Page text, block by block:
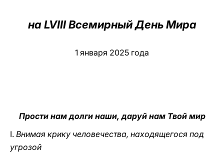
на LVIII Всемирный День Мира
1 января 2025 года
Прости нам долги наши, даруй нам Твой мир
I. Внимая крику человечества, находящегося под
угрозой